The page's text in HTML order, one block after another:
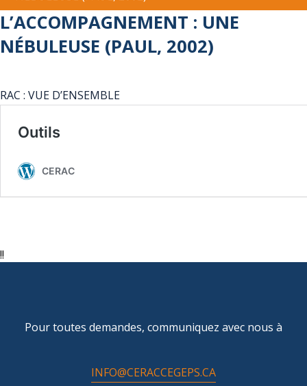
L’ACCOMPAGNEMENT : UNE
NÉBULEUSE (PAUL, 2002)
RAC : VUE D’ENSEMBLE
!!
Pour toutes demandes, communiquez avec nous à
INFO@CERACCEGEPS.CA